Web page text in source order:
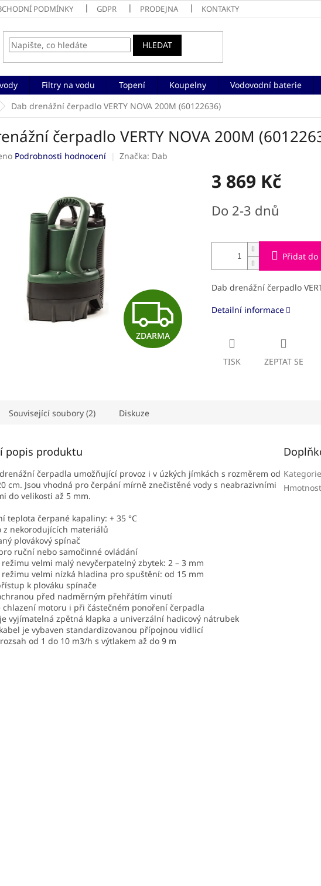
PODMÍNKY GDPR PRODEJNA KONTAKTY
HLEDAT
Filtry na vodu Topení Koupelny Vodovodní baterie
Dab drenážní čerpadlo VERTY NOVA 200M (60122636)
čerpadlo VERTY NOVA 200M
Podrobnosti hodnocení Značka: Dab
Z
D
M
ZDARMA
3 869 Kč
cena:
Do 2-3 dnů
Přidat do
Dab drenážní čerpadlo
Detailní informace
TISK ZEPTAT SE
Související soubory (2) Diskuze
popis produktu
čerpadla umožňující provoz i v úzkých jímkách s rozměrem od
cm. Jsou vhodná pro čerpání mírně znečistěné vody s neabrazivními
do velikosti až 5 mm.
teplota čerpané kapaliny: + 35 °C
z nekorodujících materiálů
plovákový spínač
ruční nebo samočinné ovládání
velmi malý nevyčerpatelný zbytek: 2 – 3 mm
velmi nízká hladina pro spuštění: od 15 mm
k plováku spínače
před nadměrným přehřátím vinutí
chlazení motoru i při částečném ponoření čerpadla
vyjímatelná zpětná klapka a univerzální hadicový nátrubek
je vybaven standardizovanou přípojnou vidlicí
od 1 do 10 m3/h s výtlakem až do 9 m
Kategorie
Hmotnost